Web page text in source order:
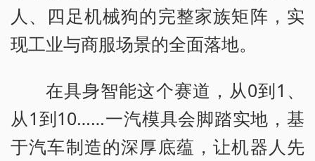
人、四足机械狗的完整家族矩阵，实
现工业与商服场景的全面落地。
在具身智能这个赛道，从0到1、
从1到10……一汽模具会脚踏实地，基
于汽车制造的深厚底蕴，让机器人先